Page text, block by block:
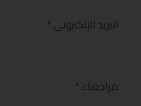
البريد الإلكتروني*
مراجعتك*